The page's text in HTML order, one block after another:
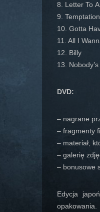
8. Letter To
9. Temptation
10. Gotta
11. All I
12. Billy
13.
DVD:
– nagrane
– fragmenty
– materiał,
– galerię
– bonusowe
Edycja